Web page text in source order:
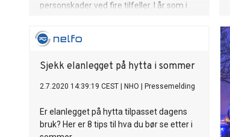
personskader ved fire tilfeller. I år som i
land, noe som betyr ekstra mange
ferieglade turister på campingplasser.
campingturister til å tenke sikkerhet i
sommer.
Sjekk elanlegget på hytta i sommer
2.7.2020 14:39:19 CEST NHO Pressemelding
Er elanlegget på hytta tilpasset dagens
bruk? Her er 8 tips til hva du bør se etter i